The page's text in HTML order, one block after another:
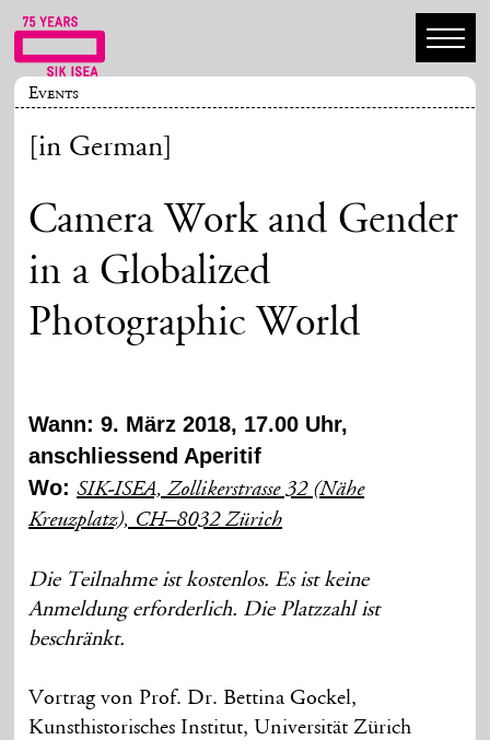
Events
[in German]
Camera Work and Gender
in a Globalized
Photographic World
Wann: 9. März 2018, 17.00 Uhr,
anschliessend Aperitif
Wo:SIK-ISEA, Zollikerstrasse 32 (Nähe
Kreuzplatz), CH–8032 Zürich
Die Teilnahme ist kostenlos. Es ist keine
Anmeldung erforderlich. Die Platzzahl ist
beschränkt.
Vortrag von Prof. Dr. Bettina Gockel,
Kunsthistorisches Institut, Universität Zürich